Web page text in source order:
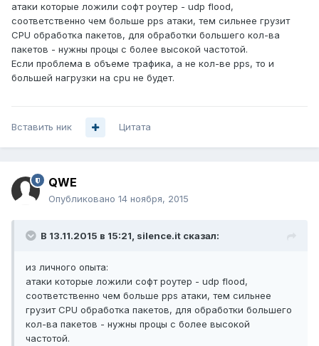
атаки которые ложили софт роутер - udp flood,
соответственно чем больше pps атаки, тем сильнее грузит
CPU обработка пакетов, для обработки большего кол-ва
пакетов - нужны процы с более высокой частотой.
Если проблема в объеме трафика, а не кол-ве pps, то и
большей нагрузки на cpu не будет.
Вставить ник Цитата
QWE
Опубликовано 14 ноября, 2015
В 13.11.2015 в 15:21, silence.it сказал:
из личного опыта:
атаки которые ложили софт роутер - udp flood,
соответственно чем больше pps атаки, тем сильнее
грузит CPU обработка пакетов, для обработки большего
кол-ва пакетов - нужны процы с более высокой
частотой.